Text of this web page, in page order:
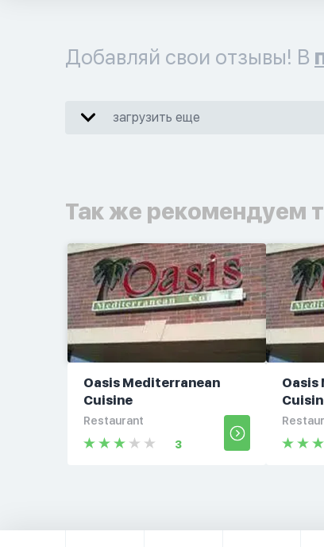
Добавляй свои отзывы! В
загрузить еще
Так же рекомендуем
Oasis Mediterranean
Cuisine
Restaurant
3
Oasis